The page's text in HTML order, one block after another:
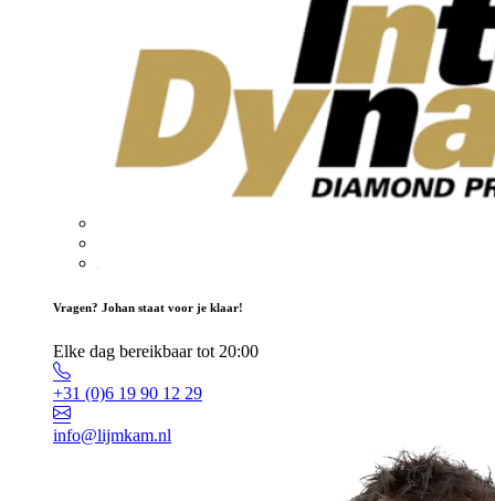
Vragen? Johan staat voor je klaar!
Elke dag bereikbaar tot 20:00
+31 (0)6 19 90 12 29
info@lijmkam.nl